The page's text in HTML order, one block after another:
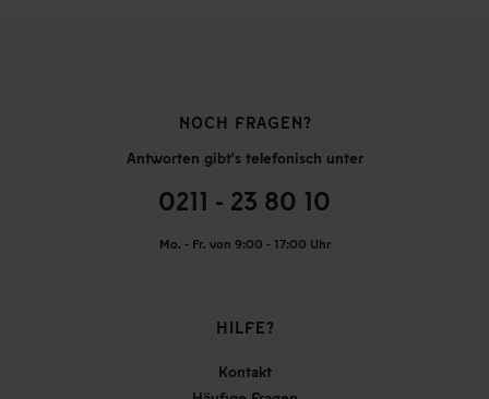
NOCH FRAGEN?
Antworten gibt's telefonisch unter
0211 - 23 80 10
Mo. - Fr. von 9:00 - 17:00 Uhr
HILFE?
Kontakt